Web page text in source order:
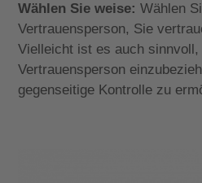
Wählen Sie weise: Wählen
Vertrauensperson, Sie
Vielleicht ist es auch
Vertrauensperson
gegenseitige Kontrolle zu